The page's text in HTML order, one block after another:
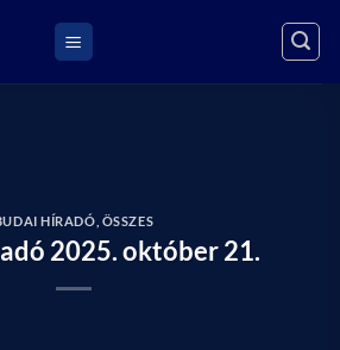
HÍRADÓ ÖSSZES
2025. október 21.